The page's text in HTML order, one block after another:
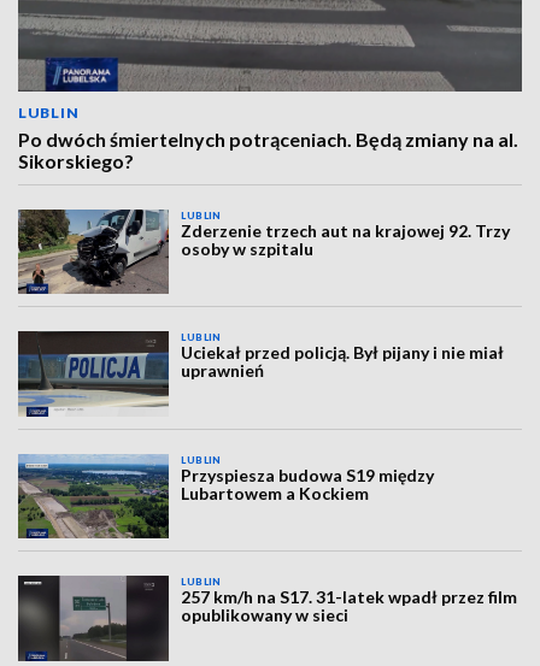
LUBLIN
Po dwóch śmiertelnych potrąceniach. Będą zmiany na al.
Sikorskiego?
LUBLIN
Zderzenie trzech aut na krajowej 92. Trzy
osoby w szpitalu
LUBLIN
Uciekał przed policją. Był pijany i nie miał
uprawnień
LUBLIN
Przyspiesza budowa S19 między
Lubartowem a Kockiem
LUBLIN
257 km/h na S17. 31-latek wpadł przez film
opublikowany w sieci